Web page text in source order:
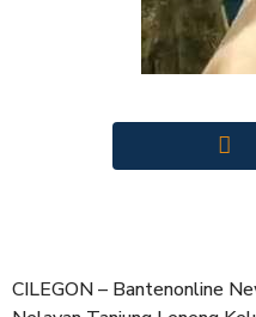
CILEGON – Bantenonline